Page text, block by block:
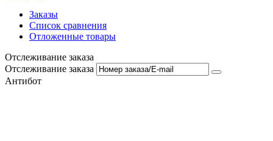
Заказы
Список сравнения
Отложенные товары
Отслеживание заказа
Отслеживание заказа
Антибот